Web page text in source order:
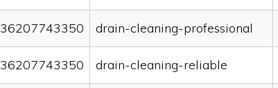
drain-cleaning-professional
drain-cleaning-reliable